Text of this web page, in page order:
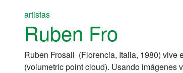
artistas
Ruben Fro
Ruben Frosali (Florencia, Italia, 1980) vive
(volumetric point cloud). Usando imágenes